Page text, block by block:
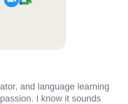
and language learning
I know it sounds